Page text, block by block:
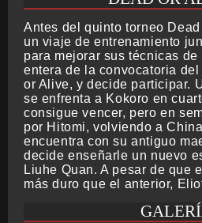
Antes del quinto torneo
un viaje de entrenamiento
para mejorar sus técnicas
entera de la convocatoria
or Alive, y decide participar.
se enfrenta a Kokoro en
consigue vencer, pero en
por Hitomi, volviendo a
encuentra con su antiguo
decide enseñarle un nuevo
Liuhe Quan. A pesar de que
más duro que el anterior,